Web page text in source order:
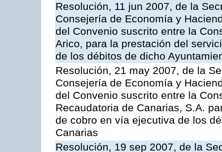
Resolución, 11 jun 2007, de la
Consejería de Economía y
del Convenio suscrito entre la
Arico, para la prestación del
de los débitos de dicho
Resolución, 21 may 2007, de la
Consejería de Economía y
del Convenio suscrito entre la
Recaudatoria de Canarias, S.A.
de cobro en vía ejecutiva de los
Canarias
Resolución, 19 sep 2007, de la